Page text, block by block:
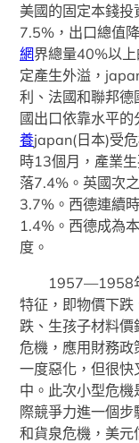
美國的固定本錢
7.5%，出口總值
網界總量40%以
定產生外溢，
利、法國和聯邦
國出口依靠水平
養japan(日本)受
時13個月，產業
落7.4%。英國次
3.7%。西德連續
1.4%。西德成為
度。
1957—1958
特征，即物價下跌
跌、生孩子材料
危機，應用財務政
一度惡化，但很
中。此次小型危
際競爭力進一個
和貨泉危機，美